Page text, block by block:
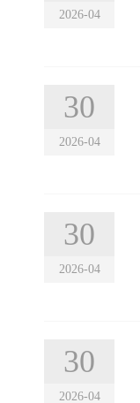
2026-04
30
2026-04
30
2026-04
30
2026-04